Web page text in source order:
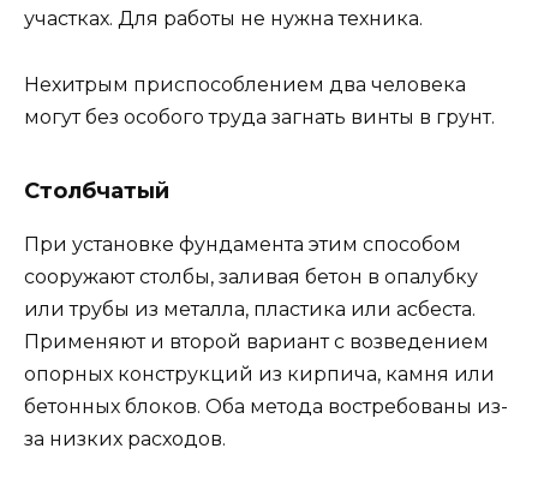
участках. Для работы не нужна техника.
Нехитрым приспособлением два человека
могут без особого труда загнать винты в грунт.
Столбчатый
При установке фундамента этим способом
сооружают столбы, заливая бетон в опалубку
или трубы из металла, пластика или асбеста.
Применяют и второй вариант с возведением
опорных конструкций из кирпича, камня или
бетонных блоков. Оба метода востребованы из-
за низких расходов.